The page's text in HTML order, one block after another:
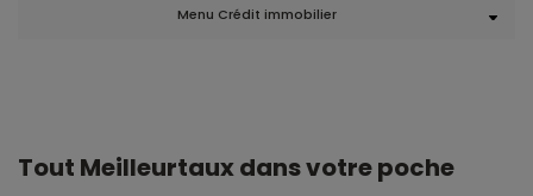
Menu Crédit immobilier
Tout Meilleurtaux dans votre poche